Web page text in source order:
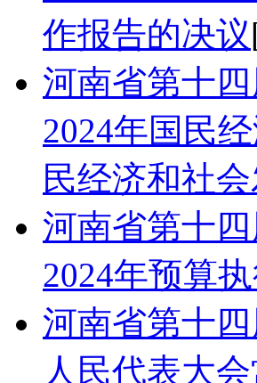
作报告的决议
河南省第十
2024年国民
民经济和社
河南省第十
2024年预算
河南省第十
人民代表大